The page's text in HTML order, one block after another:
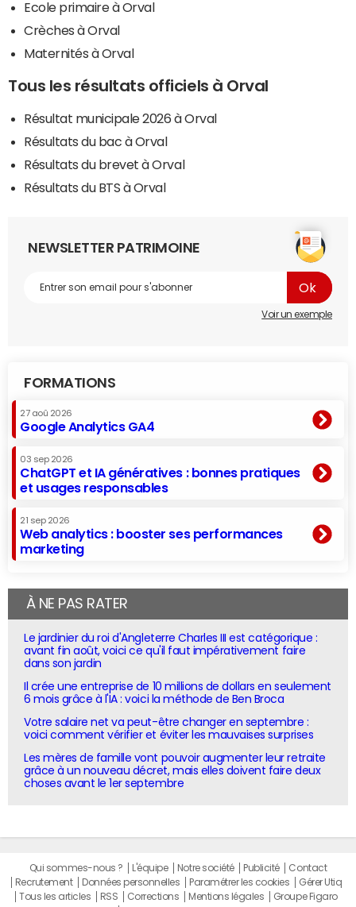
Ecole primaire à Orval
Crèches à Orval
Maternités à Orval
Tous les résultats officiels à Orval
Résultat municipale 2026 à Orval
Résultats du bac à Orval
Résultats du brevet à Orval
Résultats du BTS à Orval
NEWSLETTER PATRIMOINE
Voir un exemple
FORMATIONS
27 aoû 2026
Google Analytics GA4
03 sep 2026
ChatGPT et IA génératives : bonnes pratiques
et usages responsables
21 sep 2026
Web analytics : booster ses performances
marketing
À NE PAS RATER
Le jardinier du roi d'Angleterre Charles III est catégorique :
avant fin août, voici ce qu'il faut impérativement faire
dans son jardin
Il crée une entreprise de 10 millions de dollars en seulement
6 mois grâce à l'IA : voici la méthode de Ben Broca
Votre salaire net va peut-être changer en septembre :
voici comment vérifier et éviter les mauvaises surprises
Les mères de famille vont pouvoir augmenter leur retraite
grâce à un nouveau décret, mais elles doivent faire deux
choses avant le 1er septembre
Qui sommes-nous ? L'équipe Notre société Publicité
Contact
Recrutement
Données personnelles Paramétrer les cookies
Gérer Utiq
Tous les articles
RSS Corrections Mentions légales
Groupe Figaro